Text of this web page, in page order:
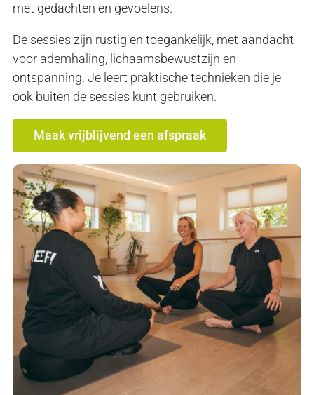
met gedachten en gevoelens.
De sessies zijn rustig en toegankelijk, met aandacht
voor ademhaling, lichaamsbewustzijn en
ontspanning. Je leert praktische technieken die je
ook buiten de sessies kunt gebruiken.
Maak vrijblijvend een afspraak